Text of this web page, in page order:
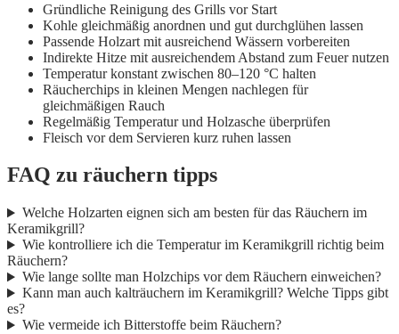
Gründliche Reinigung des Grills vor Start
Kohle gleichmäßig anordnen und gut durchglühen lassen
Passende Holzart mit ausreichend Wässern vorbereiten
Indirekte Hitze mit ausreichendem Abstand zum Feuer nutzen
Temperatur konstant zwischen 80–120 °C halten
Räucherchips in kleinen Mengen nachlegen für
gleichmäßigen Rauch
Regelmäßig Temperatur und Holzasche überprüfen
Fleisch vor dem Servieren kurz ruhen lassen
FAQ zu räuchern tipps
Welche Holzarten eignen sich am besten für das Räuchern im
Keramikgrill?
Wie kontrolliere ich die Temperatur im Keramikgrill richtig beim
Räuchern?
Wie lange sollte man Holzchips vor dem Räuchern einweichen?
Kann man auch kalträuchern im Keramikgrill? Welche Tipps gibt
es?
Wie vermeide ich Bitterstoffe beim Räuchern?